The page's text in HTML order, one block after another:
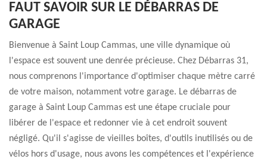
FAUT SAVOIR SUR LE DÉBARRAS DE
GARAGE
Bienvenue à Saint Loup Cammas, une ville dynamique où
l'espace est souvent une denrée précieuse. Chez Débarras 31,
nous comprenons l'importance d'optimiser chaque mètre carré
de votre maison, notamment votre garage. Le débarras de
garage à Saint Loup Cammas est une étape cruciale pour
libérer de l'espace et redonner vie à cet endroit souvent
négligé. Qu'il s'agisse de vieilles boîtes, d'outils inutilisés ou de
vélos hors d'usage, nous avons les compétences et l'expérience